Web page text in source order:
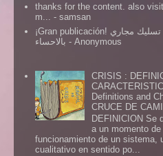
thanks for the content. also
m...
- samsan
¡Gran publicación! شركة تسليك مجاري
بالاحساء - Anonymous
CRISIS :
Definitions and
CRUCE DE
DEFINICION Se
a un momento
funcionamiento de un sistema,
cualitativo en sentido po...